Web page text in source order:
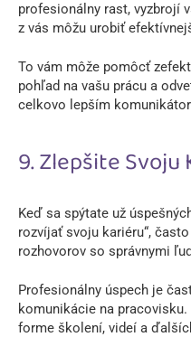
profesionálny rast, vyzbrojí
z vás môžu urobiť
To vám môže pomôcť
pohľad na vašu prácu a
celkovo lepším
9. Zlepšite Svoju
Keď sa spýtate už
rozvíjať svoju kariéru“,
rozhovorov so správnymi
Profesionálny úspech je
komunikácie na pracovisku.
forme školení, videí a